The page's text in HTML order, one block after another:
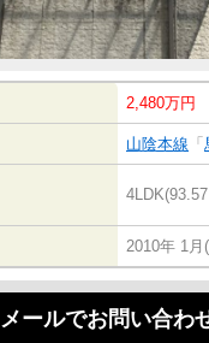
2,480万円
山陰本線 「
2010年 1月
メールでお問い合わ